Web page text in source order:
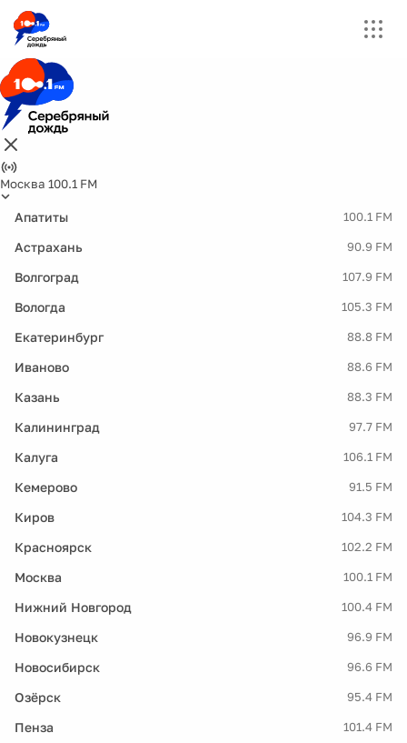
Москва 100.1 FM
Апатиты 100.1 FM
Астрахань 90.9 FM
Волгоград 107.9 FM
Вологда 105.3 FM
Екатеринбург 88.8 FM
Иваново 88.6 FM
Казань 88.3 FM
Калининград 97.7 FM
Калуга 106.1 FM
Кемерово 91.5 FM
Киров 104.3 FM
Красноярск 102.2 FM
Москва 100.1 FM
Нижний Новгород 100.4 FM
Новокузнецк 96.9 FM
Новосибирск 96.6 FM
Озёрск 95.4 FM
Пенза 101.4 FM